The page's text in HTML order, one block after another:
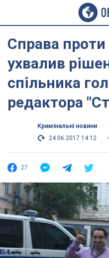
Справа
ухвалив
спільника
редактора
Кримінальні новини
24.06.2017 14:12
27